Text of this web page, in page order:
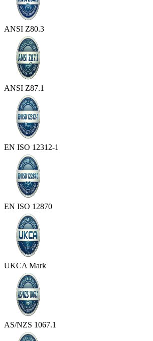
ANSI Z80.3
ANSI Z87.1
EN ISO 12312-1
EN ISO 12870
UKCA Mark
AS/NZS 1067.1